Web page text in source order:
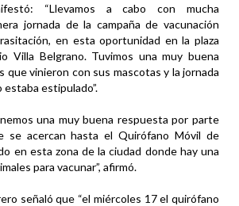
“Llevamos a cabo con mucha
jornada de la campaña de vacunación
en esta oportunidad en la plaza
Villa Belgrano. Tuvimos una muy buena
que vinieron con sus mascotas y la jornada
estipulado”.
una muy buena respuesta por parte
se acercan hasta el Quirófano Móvil de
en esta zona de la ciudad donde hay una
para vacunar”, afirmó.
señaló que “el miércoles 17 el quirófano